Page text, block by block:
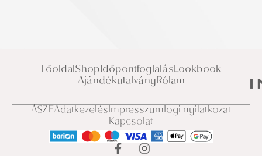
FőoldalShopIdőpontfoglalásLookbook
AjándékutalványRólam
ÁSZFAdatkezelésImpresszumJogi nyilatkozat
Kapcsolat